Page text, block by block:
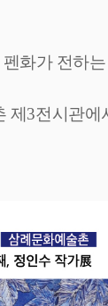
화가 전하
제 3전시관에